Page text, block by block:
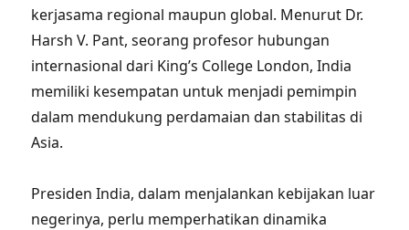
kerjasama regional maupun global. Menurut Dr.
Harsh V. Pant, seorang profesor hubungan
internasional dari King’s College London, India
memiliki kesempatan untuk menjadi pemimpin
dalam mendukung perdamaian dan stabilitas di
Asia.
Presiden India, dalam menjalankan kebijakan luar
negerinya, perlu memperhatikan dinamika